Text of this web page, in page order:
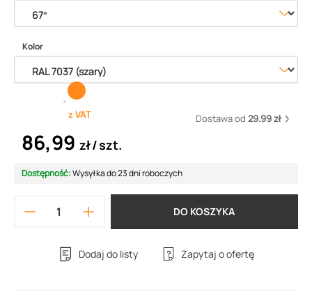
Kolor
z VAT Dostawa od 29.99 zł
86,99 zł szt.
Dostępność:Wysyłka do 23 dni roboczych
DO KOSZYKA
Dodaj do listy Zapytaj o ofertę